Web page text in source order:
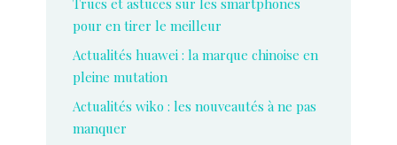
Trucs et astuces sur les smartphones
pour en tirer le meilleur
Actualités huawei : la marque chinoise en
pleine mutation
Actualités wiko : les nouveautés à ne pas
manquer